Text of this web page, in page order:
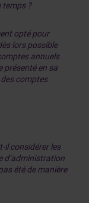
temps ?
opté pour
lors possible
annuels
présenté en sa
comptes
il considérer les
d’administration
été de manière